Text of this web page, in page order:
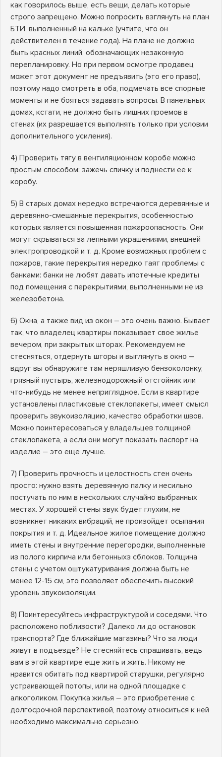
как говорилось выше, есть вещи, делать которые
строго запрещено. Можно попросить взглянуть на план
БТИ, выполненный на кальке (учтите, что он
действителен в течение года). На плане не должно
быть красных линий, обозначающих незаконную
перепланировку. Но при первом осмотре продавец
может этот документ не предъявить (это его право),
поэтому надо смотреть в оба, подмечать все спорные
моменты и не бояться задавать вопросы. В панельных
домах, кстати, не должно быть лишних проемов в
стенах (их разрешается выполнять только при условии
дополнительного усиления).
4) Проверить тягу в вентиляционном коробе можно
простым способом: зажечь спичку и поднести ее к
коробу.
5) В старых домах нередко встречаются деревянные и
деревянно-смешанные перекрытия, особенностью
которых является повышенная пожароопасность. Они
могут скрываться за лепными украшениями, внешней
электропроводкой и т. д. Кроме возможных проблем с
пожаров, такие перекрытия нередко таят проблемы с
банками: банки не любят давать ипотечные кредиты
под помещения с перекрытиями, выполненными не из
железобетона.
6) Окна, а также вид из окон – это очень важно. Бывает
так, что владелец квартиры показывает свое жилье
вечером, при закрытых шторах. Рекомендуем не
стесняться, отдернуть шторы и выглянуть в окно –
вдруг вы обнаружите там неряшливую бензоколонку,
грязный пустырь, железнодорожный отстойник или
что-нибудь не менее неприглядное. Если в квартире
установлены пластиковые стеклопакеты, имеет смысл
проверить звукоизоляцию, качество обработки швов.
Можно поинтересоваться у владельцев толщиной
стеклопакета, а если они могут показать паспорт на
изделие – это еще лучше.
7) Проверить прочность и целостность стен очень
просто: нужно взять деревянную палку и несильно
постучать по ним в нескольких случайно выбранных
местах. У хорошей стены звук будет глухим, не
возникнет никаких вибраций, не произойдет осыпания
покрытия и т. д. Идеальное жилое помещение должно
иметь стены и внутренние перегородки, выполненные
из полого кирпича или бетонныхз сблоков. Толщина
стены с учетом оштукатуривания должна быть не
менее 12-15 см, это позволяет обеспечить высокий
уровень звукоизоляции.
8) Поинтересуйтесь инфраструктурой и соседями. Что
расположено поблизости? Далеко ли до остановок
транспорта? Где ближайшие магазины? Что за люди
живут в подъезде? Не стесняйтесь спрашивать, ведь
вам в этой квартире еще жить и жить. Никому не
нравится обитать под квартирой старушки, регулярно
устраивающей потопы, или на одной площадке с
алкоголиком. Покупка жилья – это приобретение с
долгосрочной перспективой, поэтому относиться к ней
необходимо максимально серьезно.